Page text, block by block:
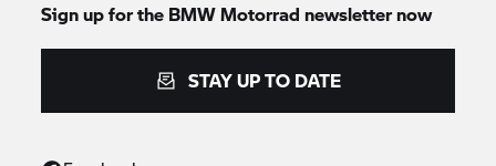
Sign up for the BMW Motorrad newsletter now
STAY UP TO DATE